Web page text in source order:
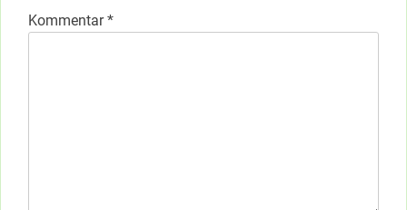
Kommentar*